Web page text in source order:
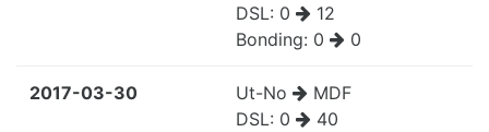
DSL: 0
12
Bonding: 0 0
2017-03-30 Ut-No
MDF
DSL: 0
40